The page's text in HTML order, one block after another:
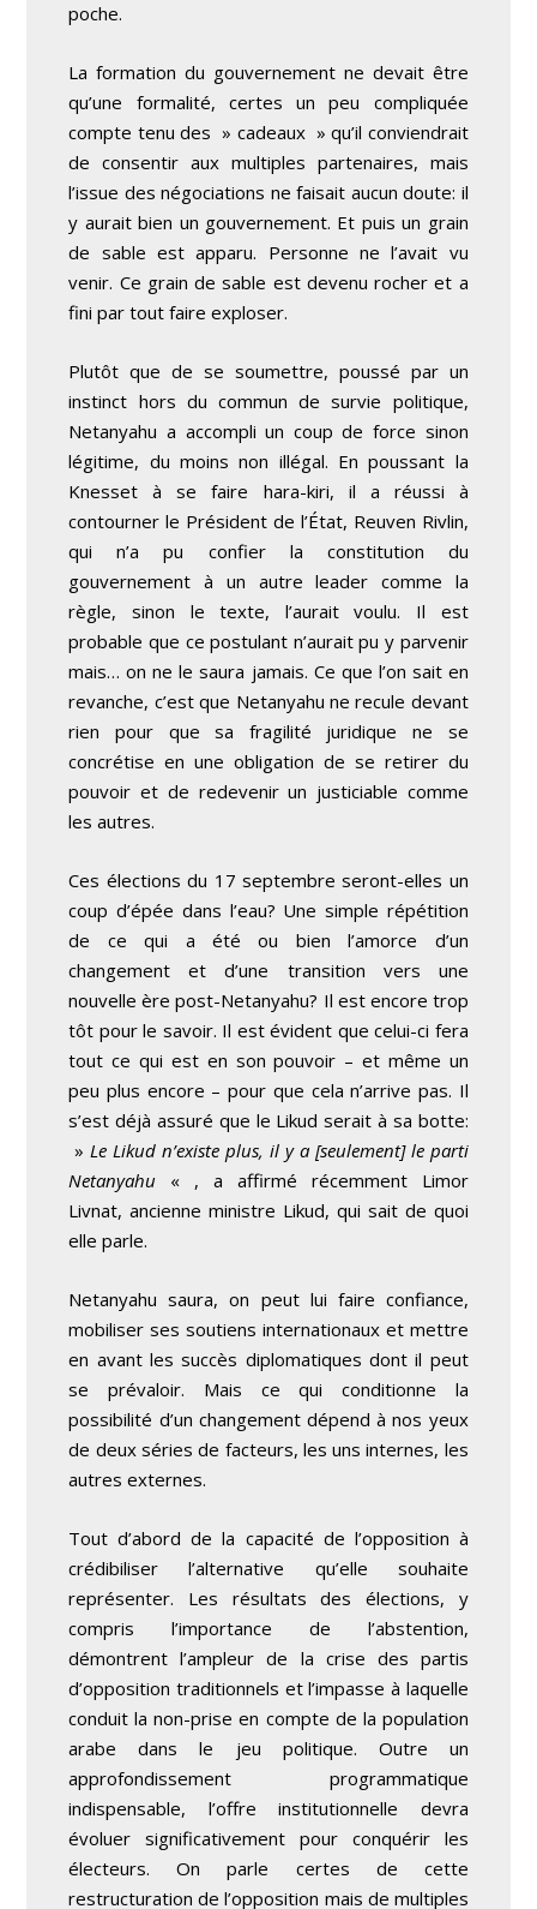
poche.
La formation du gouvernement ne devait être
qu’une formalité, certes un peu compliquée
compte tenu des » cadeaux » qu’il conviendrait
de consentir aux multiples partenaires, mais
l’issue des négociations ne faisait aucun doute: il
y aurait bien un gouvernement. Et puis un grain
de sable est apparu. Personne ne l’avait vu
venir. Ce grain de sable est devenu rocher et a
fini par tout faire exploser.
Plutôt que de se soumettre, poussé par un
instinct hors du commun de survie politique,
Netanyahu a accompli un coup de force sinon
légitime, du moins non illégal. En poussant la
Knesset à se faire hara-kiri, il a réussi à
contourner le Président de l’État, Reuven Rivlin,
qui n’a pu confier la constitution du
gouvernement à un autre leader comme la
règle, sinon le texte, l’aurait voulu. Il est
probable que ce postulant n’aurait pu y parvenir
mais… on ne le saura jamais. Ce que l’on sait en
revanche, c’est que Netanyahu ne recule devant
rien pour que sa fragilité juridique ne se
concrétise en une obligation de se retirer du
pouvoir et de redevenir un justiciable comme
les autres.
Ces élections du 17 septembre seront-elles un
coup d’épée dans l’eau? Une simple répétition
de ce qui a été ou bien l’amorce d’un
changement et d’une transition vers une
nouvelle ère post-Netanyahu? Il est encore trop
tôt pour le savoir. Il est évident que celui-ci fera
tout ce qui est en son pouvoir – et même un
peu plus encore – pour que cela n’arrive pas. Il
s’est déjà assuré que le Likud serait à sa botte:
»Le Likud n’existe plus, il y a [seulement] le parti
Netanyahu « , a affirmé récemment Limor
Livnat, ancienne ministre Likud, qui sait de quoi
elle parle.
Netanyahu saura, on peut lui faire confiance,
mobiliser ses soutiens internationaux et mettre
en avant les succès diplomatiques dont il peut
se prévaloir. Mais ce qui conditionne la
possibilité d’un changement dépend à nos yeux
de deux séries de facteurs, les uns internes, les
autres externes.
Tout d’abord de la capacité de l’opposition à
crédibiliser l’alternative qu’elle souhaite
représenter. Les résultats des élections, y
compris l’importance de l’abstention,
démontrent l’ampleur de la crise des partis
d’opposition traditionnels et l’impasse à laquelle
conduit la non-prise en compte de la population
arabe dans le jeu politique. Outre un
approfondissement programmatique
indispensable, l’offre institutionnelle devra
évoluer significativement pour conquérir les
électeurs. On parle certes de cette
restructuration de l’opposition mais de multiples